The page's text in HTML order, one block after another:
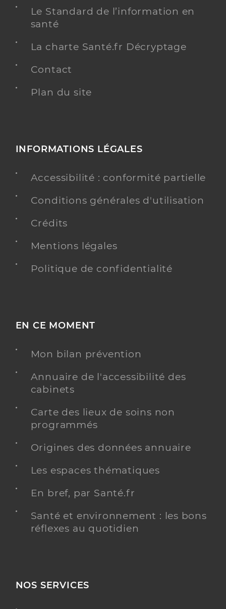
Le Standard de l’information en
santé
La charte Santé.fr Décryptage
Contact
Plan du site
INFORMATIONS LÉGALES
Accessibilité : conformité partielle
Conditions générales d'utilisation
Crédits
Mentions légales
Politique de confidentialité
EN CE MOMENT
Mon bilan prévention
Annuaire de l'accessibilité des
cabinets
Carte des lieux de soins non
programmés
Origines des données annuaire
Les espaces thématiques
En bref, par Santé.fr
Santé et environnement : les bons
réflexes au quotidien
NOS SERVICES